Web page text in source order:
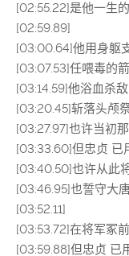
[02:55.22]是他一生
[02:59.89]
[03:00.64]他用身躯
[03:07.53]任喂毒的
[03:14.59]他浴血杀
[03:20.45]斩落头颅
[03:27.97]也许当初
[03:33.60]但忠贞 已
[03:40.50]也许从此
[03:46.95]也誓守大
[03:52.11]
[03:53.72]在将军冢
[03:59.88]但忠贞 已